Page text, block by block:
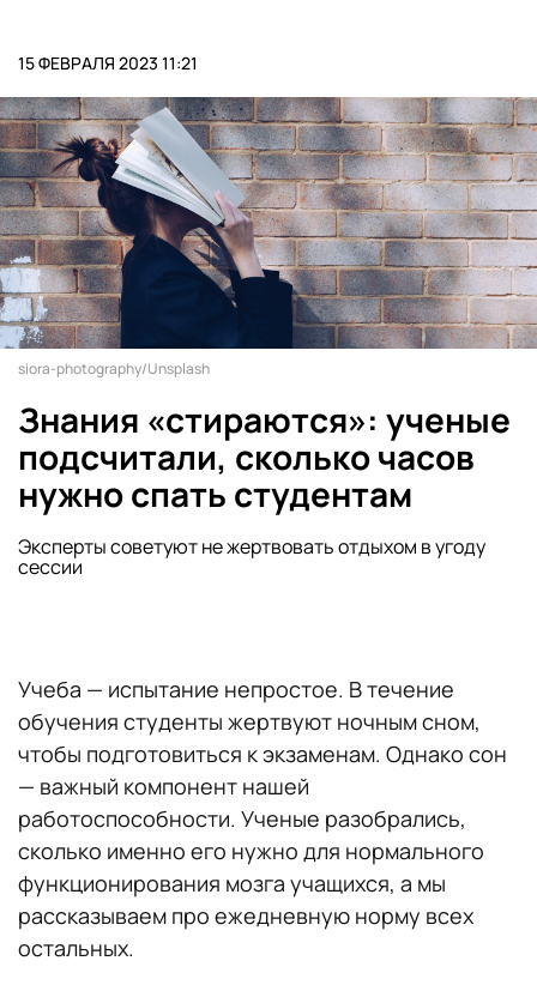
15 ФЕВРАЛЯ 2023 11:21
siora-photography/Unsplash
Знания «стираются»: ученые
подсчитали, сколько часов
нужно спать студентам
Эксперты советуют не жертвовать отдыхом в угоду
сессии
Учеба — испытание непростое. В течение
обучения студенты жертвуют ночным сном,
чтобы подготовиться к экзаменам. Однако сон
— важный компонент нашей
работоспособности. Ученые разобрались,
сколько именно его нужно для нормального
функционирования мозга учащихся, а мы
рассказываем про ежедневную норму всех
остальных.